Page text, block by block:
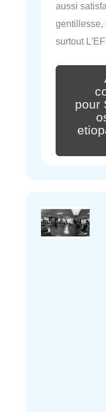
aussi
gentillesse,
surtout
pour